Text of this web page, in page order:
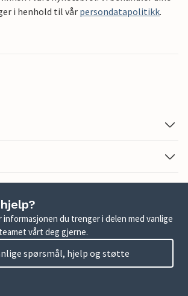
i henhold til vår persondatapolitikk.
informasjonen du trenger i delen med vanlige
vårt deg gjerne.
spørsmål, hjelp og støtte